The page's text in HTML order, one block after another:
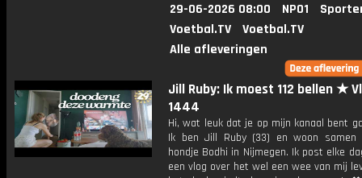
29-06-2026 08:00 NPO1
Voetbal.TV
Voetbal.TV
Alle afleveringen
Jill Ruby: Ik moest 112 bellen ★
1444
Hi, wat leuk dat je op mijn kanaal bent
Ik ben Jill Ruby (33) en woon
hondje Bodhi in Nijmegen. Ik post elke
een vlog over het wel een wee van mij